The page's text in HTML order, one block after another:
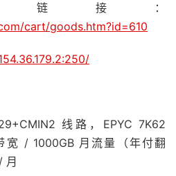
链接：
cart/goods.htm?id=610
线路，EPYC 7K62
宽 / 1000GB 月流量（年付翻
月